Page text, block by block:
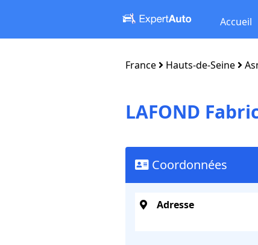
Accueil
France Hauts-de-Seine
LAFOND
Coordonnées
Adresse